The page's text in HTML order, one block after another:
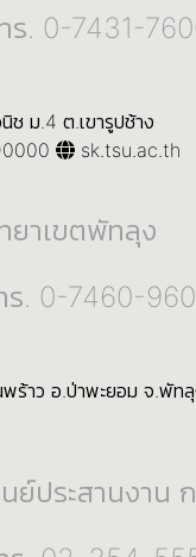
ร. 0-7431-
ม.4 ต.เขารูปช้าง
sk.tsu.ac.th
ยาเขตพัทลุง
ร. 0-7460-
ร้าว อ.ป่าพะยอม จ.พัท
ย์ประสานงาน